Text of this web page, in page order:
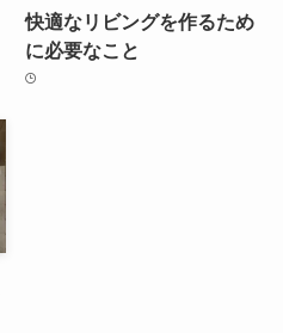
快適なリビングを作るため
に必要なこと